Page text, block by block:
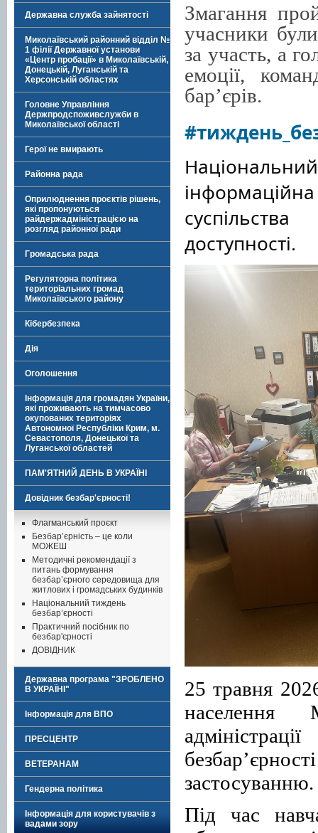
Державна служба зайнятості
Миколаївський районний відділ №
1 філії Державної установи
«Центр пробації» в Миколаївській,
Донецькій, Луганській та
Херсонській областях
Головне Управління
Держпродспоживслужби в
Миколаївської області
Герої не вмирають
Районна рада
Оприлюднення проєктів рішень,
які пропонуються
райдержадміністрацією на
розгляд районної ради
Громадська рада
Регуляторна політика
територіальних громад
Миколаївського району
Кібербезпека
Дія
Оголошення
Інформація для громадян України,
які проживають на тимчасово
окупованих територіях
Автономної Республіки Крим, м.
Севастополя, Донецької та
Луганської областей
ПАМ'ЯТНИЙ ДЕНЬ В УКРАЇНІ
Довідник безбар'єрності!
Флагманський проєкт
Безбар’єрність – це коли
МОЖЕШ
Методичні рекомендації з
питань формування
безбар’єрного середовища для
житлових і громадських будинків
Національний тиждень
безбар’єрності
Практичний посібник по
безбар'єрності
ДОВІДНИК
Державна програма "ЗРОБЛЕНО
В УКРАЇНІ"
Інформація для ВПО
ПРЕСЦЕНТР
ВЕТЕРАНАМ
Гендерна політика
Інформація для користувачів з
вадами зору
Змагання
учасники
за участь, а
емоції,
бар’єрів.
доступності.
25 травня
населення
застосуванню.
Під час